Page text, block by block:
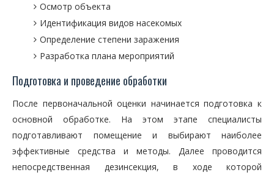
Осмотр объекта
Идентификация видов насекомых
Определение степени заражения
Разработка плана мероприятий
Подготовка и проведение обработки
После первоначальной оценки начинается подготовка к
основной обработке. На этом этапе специалисты
подготавливают помещение и выбирают наиболее
эффективные средства и методы. Далее проводится
непосредственная дезинсекция, в ходе которой